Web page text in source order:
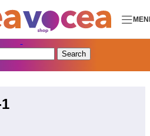
content
Search